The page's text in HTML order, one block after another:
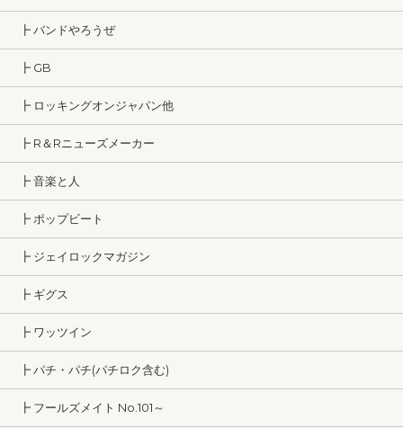
┣ バンドやろうぜ
┣ GB
┣ ロッキングオンジャパン他
┣ R＆Rニューズメーカー
┣ 音楽と人
┣ ポップビート
┣ ジェイロックマガジン
┣ ギグス
┣ ワッツイン
┣ パチ・パチ(パチロク含む)
┣ フールズメイト No.101～